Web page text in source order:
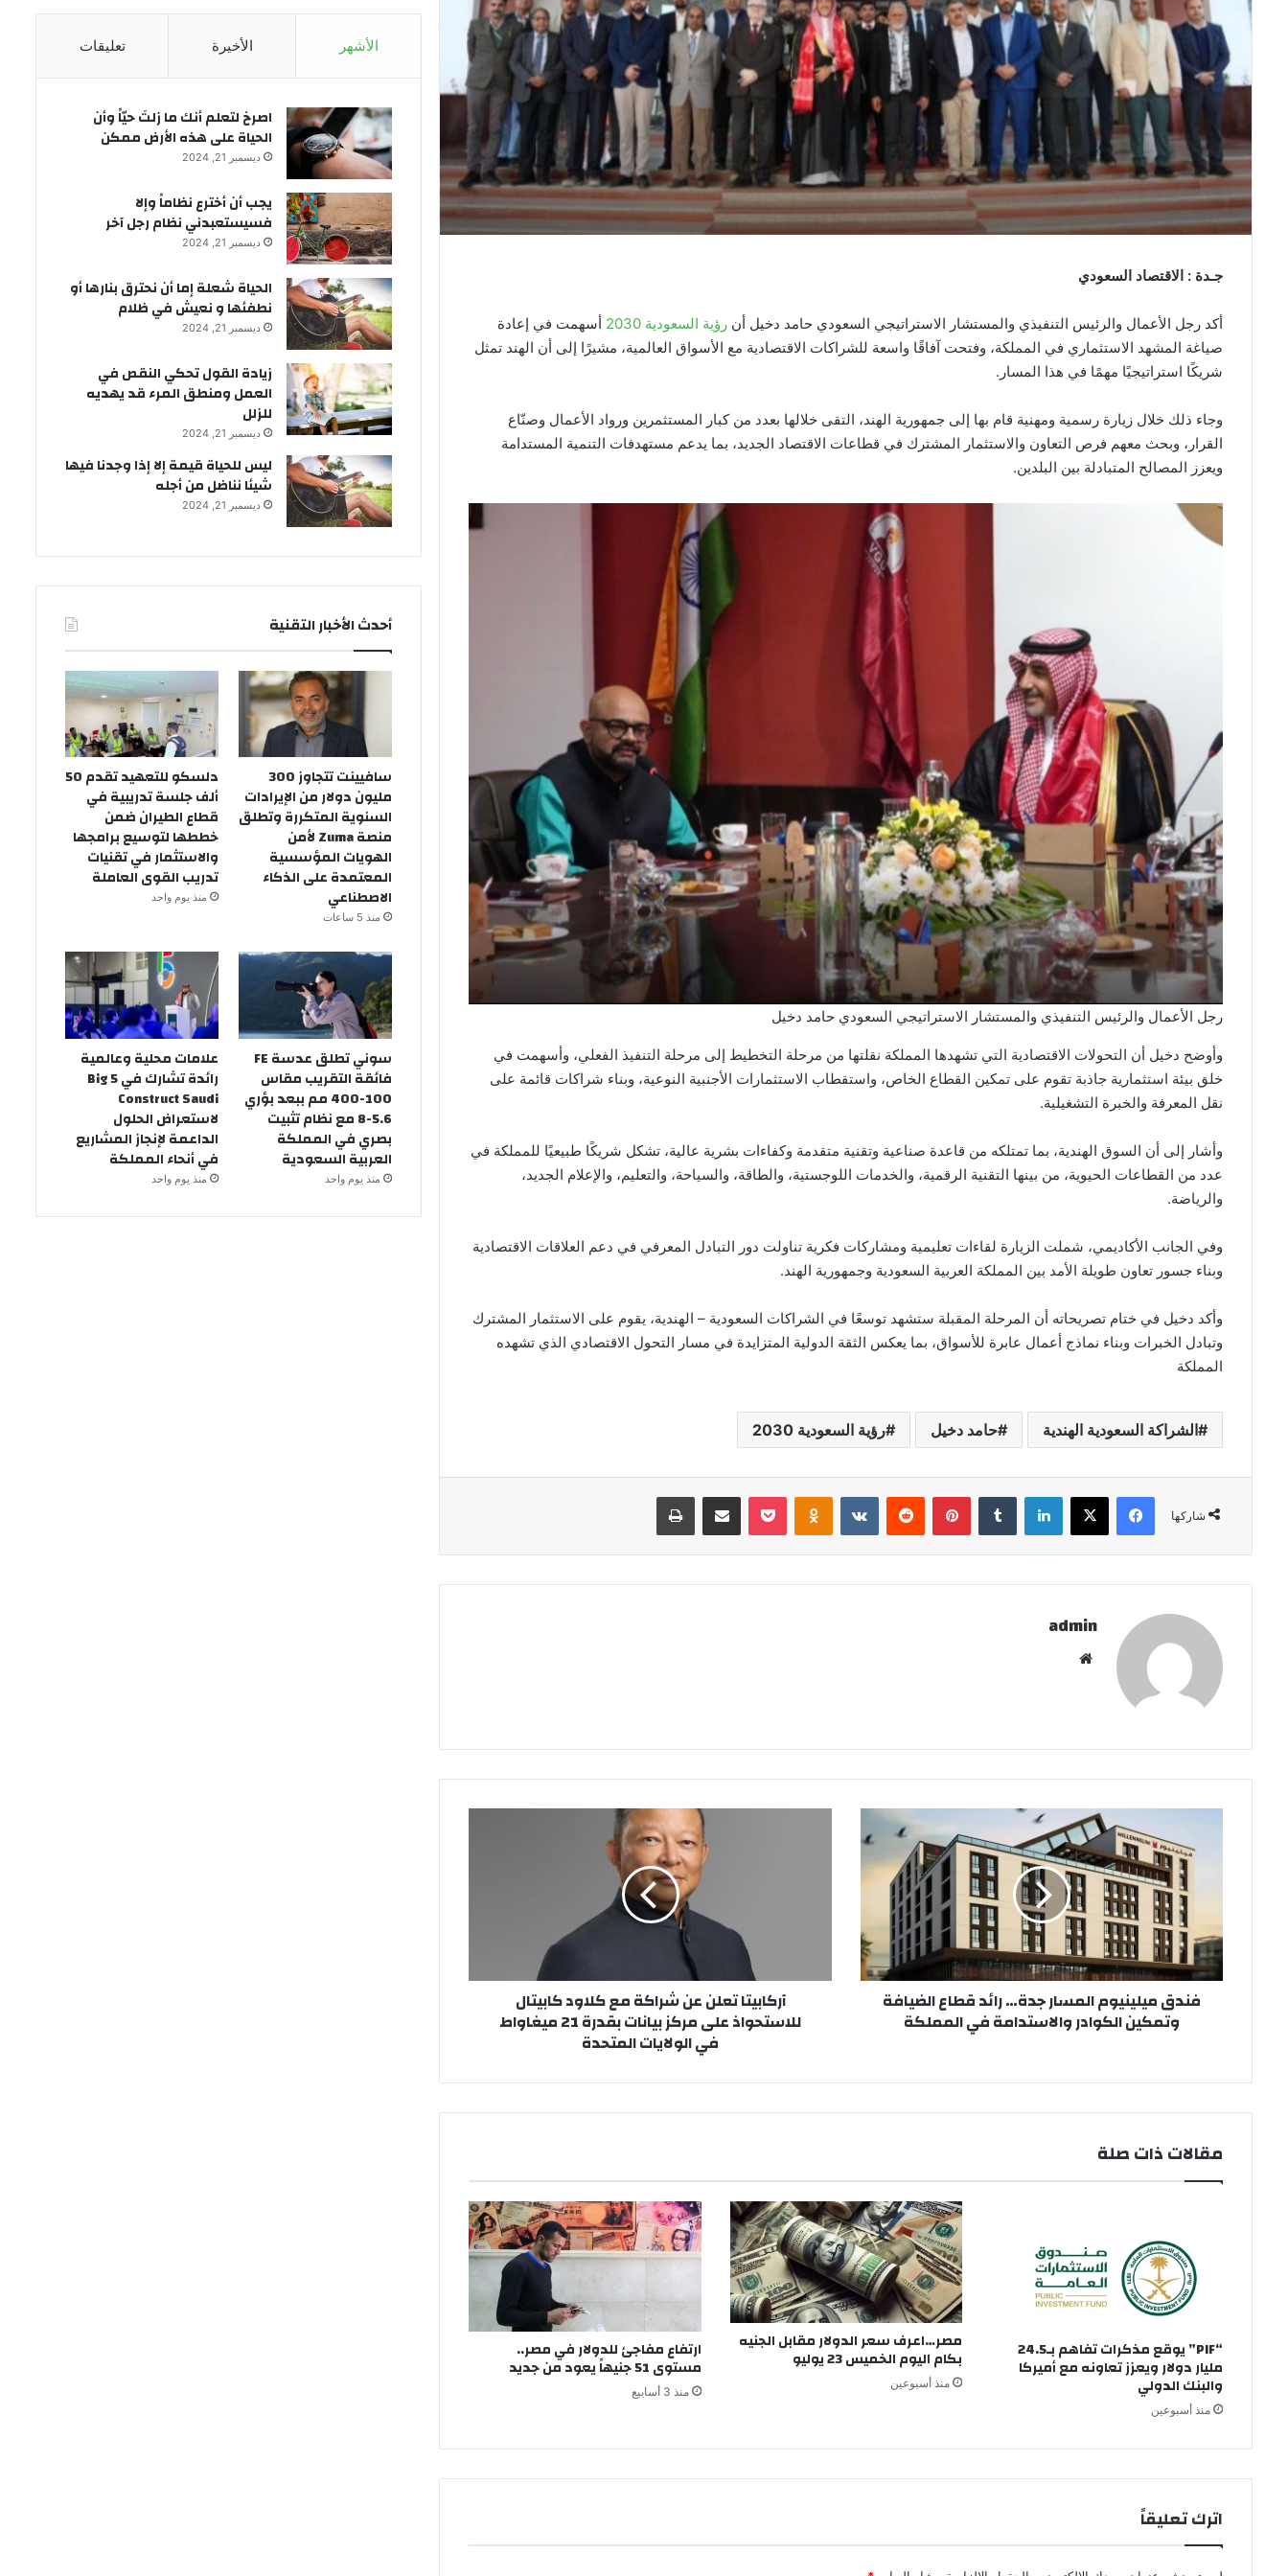
جـدة : الاقتصاد السعودي
أكد رجل الأعمال والرئيس التنفيذي والمستشار الاستراتيجي السعودي حامد دخيل أن رؤية السعودية 2030
أسهمت في إعادة
صياغة المشهد الاستثماري في المملكة، وفتحت آفاقًا واسعة للشراكات الاقتصادية مع الأسواق العالمية، مشيرًا إلى أن الهند تمثل
شريكًا استراتيجيًا مهمًا في هذا المسار.
وجاء ذلك خلال زيارة رسمية ومهنية قام بها إلى جمهورية الهند، التقى خلالها بعدد من كبار المستثمرين ورواد الأعمال وصنّاع
القرار، وبحث معهم فرص التعاون والاستثمار المشترك في قطاعات الاقتصاد الجديد، بما يدعم مستهدفات التنمية المستدامة
ويعزز المصالح المتبادلة بين البلدين.
رجل الأعمال والرئيس التنفيذي والمستشار الاستراتيجي السعودي حامد دخيل
وأوضح دخيل أن التحولات الاقتصادية التي تشهدها المملكة نقلتها من مرحلة التخطيط إلى مرحلة التنفيذ الفعلي، وأسهمت في
خلق بيئة استثمارية جاذبة تقوم على تمكين القطاع الخاص، واستقطاب الاستثمارات الأجنبية النوعية، وبناء شراكات قائمة على
نقل المعرفة والخبرة التشغيلية.
وأشار إلى أن السوق الهندية، بما تمتلكه من قاعدة صناعية وتقنية متقدمة وكفاءات بشرية عالية، تشكل شريكًا طبيعيًا للمملكة في
عدد من القطاعات الحيوية، من بينها التقنية الرقمية، والخدمات اللوجستية، والطاقة، والسياحة، والتعليم، والإعلام الجديد،
والرياضة.
وفي الجانب الأكاديمي، شملت الزيارة لقاءات تعليمية ومشاركات فكرية تناولت دور التبادل المعرفي في دعم العلاقات الاقتصادية
وبناء جسور تعاون طويلة الأمد بين المملكة العربية السعودية وجمهورية الهند.
وأكد دخيل في ختام تصريحاته أن المرحلة المقبلة ستشهد توسعًا في الشراكات السعودية – الهندية، يقوم على الاستثمار المشترك
وتبادل الخبرات وبناء نماذج أعمال عابرة للأسواق، بما يعكس الثقة الدولية المتزايدة في مسار التحول الاقتصادي الذي تشهده
المملكة
الشراكة السعودية الهندية حامد دخيل رؤية السعودية 2030
شاركها
فيسبوك ‫X لينكدإن بينتيريست Odnoklassniki
‫Pocket مشاركة عبر البريد طباعة
admin
المسار
الضيافة
وتمكين
الكوادر
والاستدامة
فندق ميلينيوم المسار جدة… رائد قطاع الضيافة
وتمكين الكوادر والاستدامة في المملكة
على
آركابيتا تعلن عن شراكة مع كلاود كابيتال
للاستحواذ على مركز بيانات بقدرة 21 ميغاواط
في الولايات المتحدة
مقالات ذات صلة
“PIF” يوقع مذكرات تفاهم بـ24.5
مليار دولار ويعزز تعاونه مع أميركا
والبنك الدولي
منذ أسبوعين
مصر…اعرف سعر الدولار مقابل الجنيه
بكام اليوم الخميس 23 يوليو
منذ أسبوعين
ارتفاع مفاجئ للدولار في مصر..
مستوى 51 جنيهاً يعود من جديد
منذ 3 أسابيع
اترك تعليقاً
الأشهر الأخيرة تعليقات
‫اصرخ لتعلم أنك ما زلتَ حيّاً وأن
الحياة على هذه الأرض ممكن
ديسمبر 21, 2024
يجب أن أخترع نظاماً وإلا
فسيستعبدني نظام رجل آخر
ديسمبر 21, 2024
الحياة شعلة إما أن نحترق بنارها أو
نطفئها و نعيش في ظلام
ديسمبر 21, 2024
زيادة القول تحكي النقص في
العمل ومنطق المرء قد يهديه
للزلل
ديسمبر 21, 2024
ليس للحياة قيمة إلا إذا وجدنا فيها
شيئا نناضل من أجله
ديسمبر 21, 2024
أحدث الأخبار التقنية
سافيينت تتجاوز 300
مليون دولار من الإيرادات
السنوية المتكررة وتطلق
منصة Zuma لأمن
الهويات المؤسسية
المعتمدة على الذكاء
الاصطناعي
منذ 5 ساعات
دلسكو للتعهيد تقدم 50
ألف جلسة تدريبية في
قطاع الطيران ضمن
خططها لتوسيع برامجها
والاستثمار في تقنيات
تدريب القوى العاملة
منذ يوم واحد
سوني تطلق عدسة FE
فائقة التقريب مقاس
100-400 مم ببعد بؤري
5.6-8 مع نظام تثبيت
بصري في المملكة
العربية السعودية
منذ يوم واحد
علامات محلية وعالمية
رائدة تشارك في Big 5
Construct Saudi
لاستعراض الحلول
الداعمة لإنجاز المشاريع
في أنحاء المملكة
منذ يوم واحد